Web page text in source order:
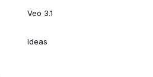
Veo 3.1
Ideas